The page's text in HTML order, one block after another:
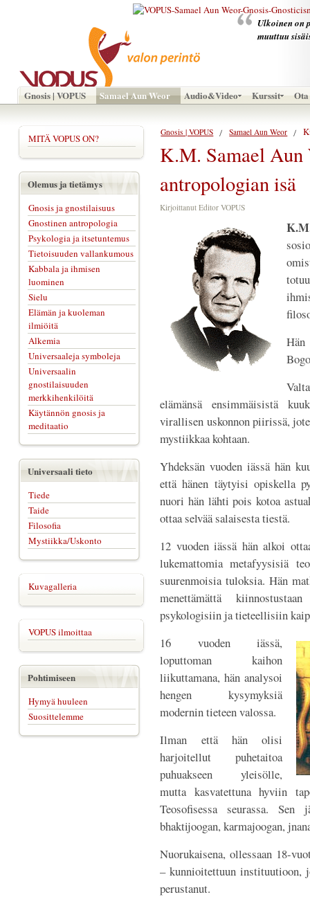
Ulkoinen on
muuttuu
Gnosis | VOPUS Samael Aun Weor Audio&Video Kurssit
Gnosis | VOPUS Samael Aun Weor
K.M. Samael Aun
antropologian isä
Kirjoittanut Editor VOPUS
elämänsä ensimmäisistä
virallisen uskonnon piirissä,
mystiikkaa kohtaan.
Yhdeksän vuoden iässä hän
että hänen täytyisi opiskella
nuori hän lähti pois kotoa
ottaa selvää salaisesta tiestä.
12 vuoden iässä hän alkoi
lukemattomia metafyysisiä
suurenmoisia tuloksia. Hän
menettämättä
psykologisiin ja tieteellisiin
16 vuoden iässä,
loputtoman kaihon
liikuttamana, hän analysoi
hengen kysymyksiä
modernin tieteen valossa.
Ilman että hän olisi
harjoitellut puhetaitoa
puhuakseen yleisölle,
mutta kasvatettuna hyviin
Teosofisessa seurassa.
bhaktijoogan, karmajoogan,
Nuorukaisena, ollessaan 18-
– kunnioitettuun
perustanut.
MITÄ VOPUS ON?
Olemus ja tietämys
Gnosis ja gnostilaisuus
Gnostinen antropologia
Psykologia ja itsetuntemus
Tietoisuuden vallankumous
Kabbala ja ihmisen
luominen
Sielu
Elämän ja kuoleman
ilmiöitä
Alkemia
Universaaleja symboleja
Universaalin
gnostilaisuuden
merkkihenkilöitä
Käytännön gnosis ja
meditaatio
Universaali tieto
Tiede
Taide
Filosofia
Mystiikka/Uskonto
Kuvagalleria
VOPUS ilmoittaa
Pohtimiseen
Hymyä huuleen
Suosittelemme